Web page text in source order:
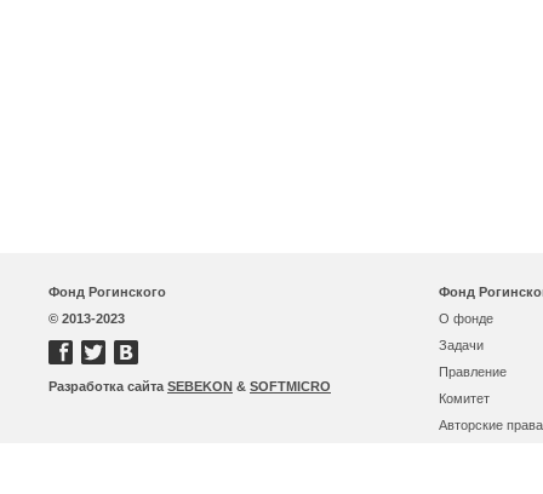
Фонд Рогинского
© 2013-2023
Разработка сайта SEBEKON & SOFTMICRO
Фонд
О фонде
Задачи
Правление
Комитет
Авторские права